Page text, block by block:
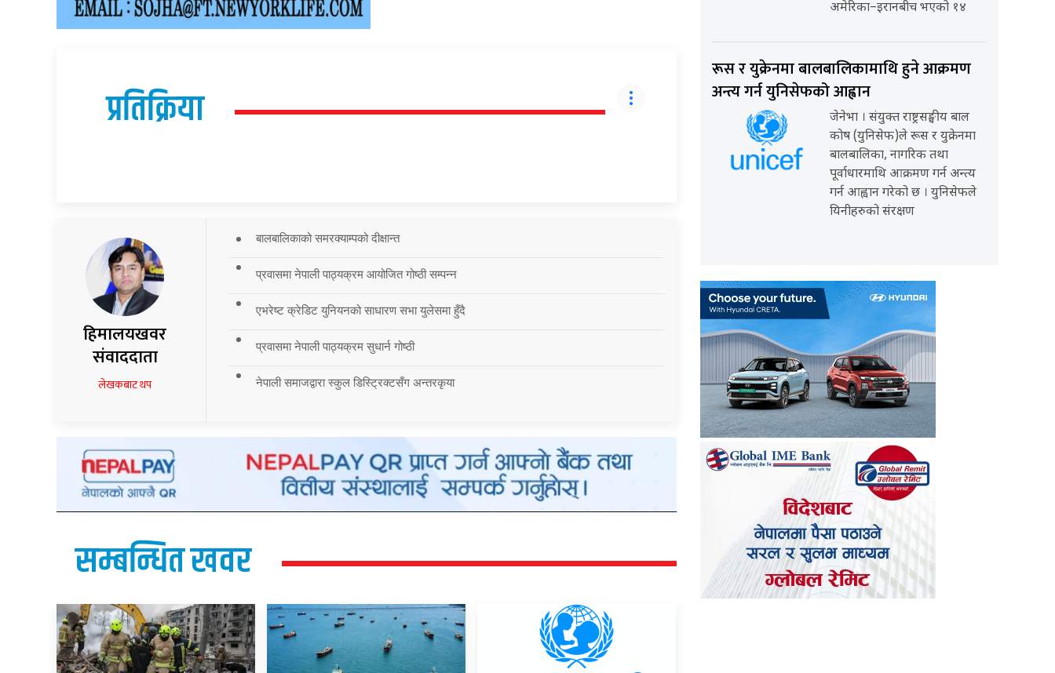
प्रतिक्रिया
हिमालयखवर
संवाददाता
लेखकबाट थप
बालबालिकाको समरक्याम्पको दीक्षान्त
प्रवासमा नेपाली पाठ्यक्रम आयोजित गोष्ठी सम्पन्न
एभरेष्ट क्रेडिट युनियनको साधारण सभा युलेसमा हुँदै
प्रवासमा नेपाली पाठ्यक्रम सुधार्न गोष्ठी
नेपाली समाजद्वारा स्कुल डिस्ट्रिक्टसँग अन्तरकृया
सम्बन्धित खवर
अमेरिका–इरानबीच भएको १४
रूस र युक्रेनमा बालबालिकामाथि हुने आक्रमण
अन्त्य गर्न युनिसेफको आह्वान
जेनेभा । संयुक्त राष्ट्रसङ्घीय बाल
कोष (युनिसेफ)ले रूस र युक्रेनमा
बालबालिका, नागरिक तथा
पूर्वाधारमाथि आक्रमण गर्न अन्त्य
गर्न आह्वान गरेको छ । युनिसेफले
यिनीहरुको संरक्षण